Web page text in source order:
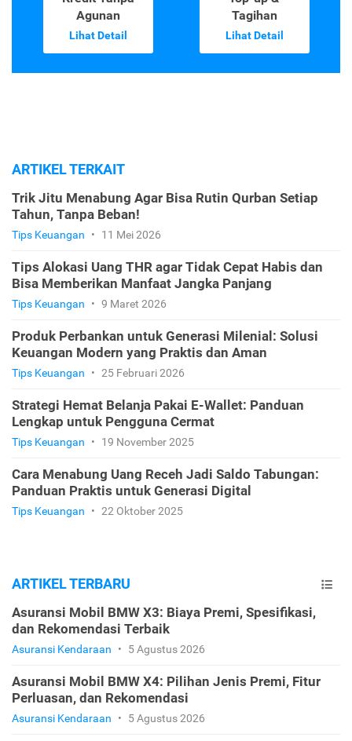
Agunan
Lihat Detail
Tagihan
Lihat Detail
ARTIKEL TERKAIT
Trik Jitu Menabung Agar Bisa Rutin Qurban Setiap
Tahun, Tanpa Beban!
Tips Keuangan • 11 Mei 2026
Tips Alokasi Uang THR agar Tidak Cepat Habis dan
Bisa Memberikan Manfaat Jangka Panjang
Tips Keuangan • 9 Maret 2026
Produk Perbankan untuk Generasi Milenial: Solusi
Keuangan Modern yang Praktis dan Aman
Tips Keuangan • 25 Februari 2026
Strategi Hemat Belanja Pakai E-Wallet: Panduan
Lengkap untuk Pengguna Cermat
Tips Keuangan • 19 November 2025
Cara Menabung Uang Receh Jadi Saldo Tabungan:
Panduan Praktis untuk Generasi Digital
Tips Keuangan • 22 Oktober 2025
ARTIKEL TERBARU
Asuransi Mobil BMW X3: Biaya Premi, Spesifikasi,
dan Rekomendasi Terbaik
Asuransi Kendaraan • 5 Agustus 2026
Asuransi Mobil BMW X4: Pilihan Jenis Premi, Fitur
Perluasan, dan Rekomendasi
Asuransi Kendaraan • 5 Agustus 2026